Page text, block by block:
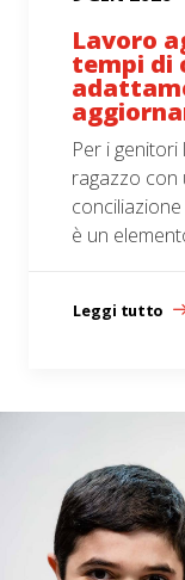
Lavoro
tempi di
Per i
ragazzo con
è un
Leggi tutto